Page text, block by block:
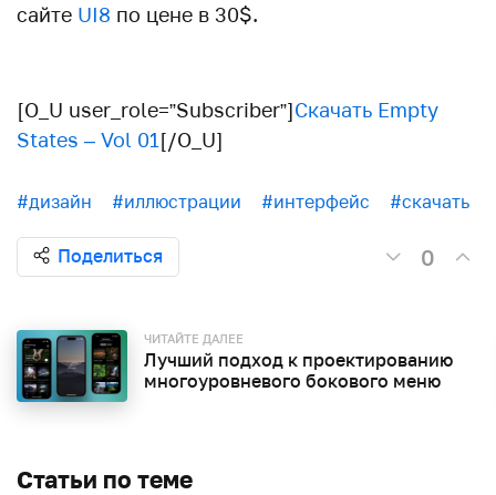
сайте UI8 по цене в 30$.
[O_U user_role=”Subscriber”]Скачать Empty
States – Vol 01 [/O_U]
#дизайн #иллюстрации #интерфейс #скачать
Поделиться 0
ЧИТАЙТЕ ДАЛЕЕ
Лучший подход к проектированию
многоуровневого бокового меню
Статьи по теме